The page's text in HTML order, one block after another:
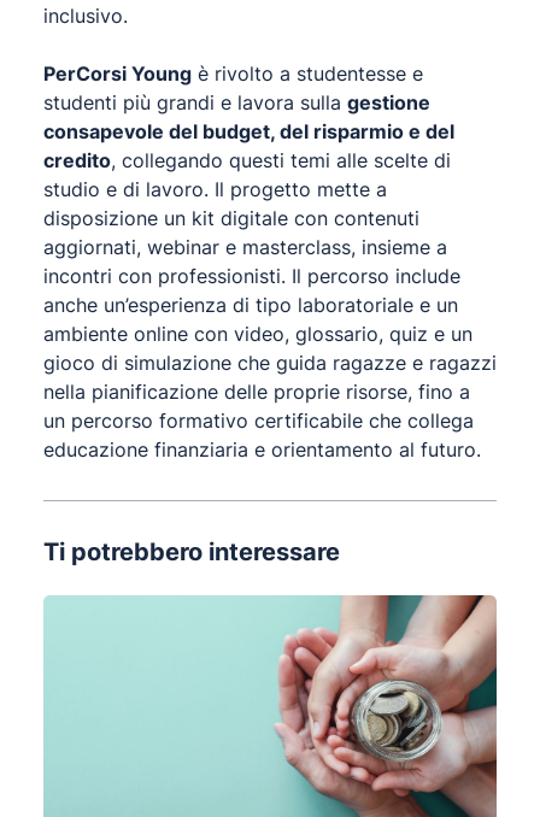
inclusivo.
PerCorsi Young è rivolto a studentesse e
studenti più grandi e lavora sulla gestione
consapevole del budget, del risparmio e del
credito, collegando questi temi alle scelte di
studio e di lavoro. Il progetto mette a
disposizione un kit digitale con contenuti
aggiornati, webinar e masterclass, insieme a
incontri con professionisti. Il percorso include
anche un’esperienza di tipo laboratoriale e un
ambiente online con video, glossario, quiz e un
gioco di simulazione che guida ragazze e ragazzi
nella pianificazione delle proprie risorse, fino a
un percorso formativo certificabile che collega
educazione finanziaria e orientamento al futuro.
Ti potrebbero interessare